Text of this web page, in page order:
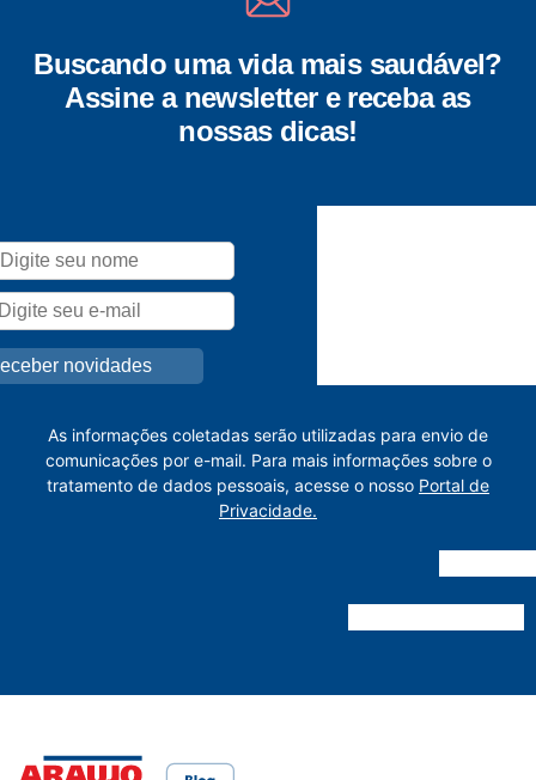
Buscando uma vida mais saudável?
Assine a newsletter e receba as
nossas dicas!
As informações coletadas serão utilizadas para envio de
comunicações por e-mail. Para mais informações sobre o
tratamento de dados pessoais, acesse o nosso Portal de
Privacidade.